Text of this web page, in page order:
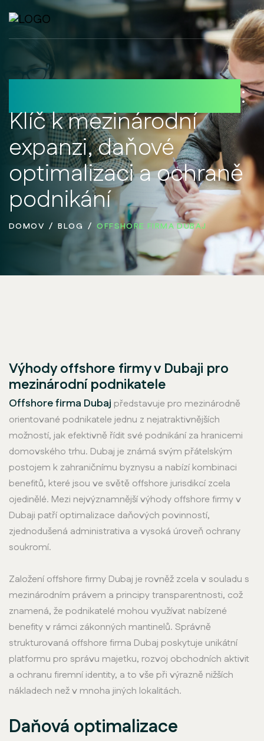
:
Klíč k mezinárodní
expanzi, daňové
optimalizaci a ochraně
podnikání
DOMOV BLOG OFFSHORE FIRMA DUBAJ
Výhody offshore firmy v Dubaji pro
mezinárodní podnikatele
Offshore firma Dubaj představuje pro mezinárodně
orientované podnikatele jednu z nejatraktivnějších
možností, jak efektivně řídit své podnikání za hranicemi
domovského trhu. Dubaj je známá svým přátelským
postojem k zahraničnímu byznysu a nabízí kombinaci
benefitů, které jsou ve světě offshore jurisdikcí zcela
ojedinělé. Mezi nejvýznamnější výhody offshore firmy v
Dubaji patří optimalizace daňových povinností,
zjednodušená administrativa a vysoká úroveň ochrany
soukromí.
Založení offshore firmy Dubaj je rovněž zcela v souladu s
mezinárodním právem a principy transparentnosti, což
znamená, že podnikatelé mohou využívat nabízené
benefity v rámci zákonných mantinelů. Správně
strukturovaná offshore firma Dubaj poskytuje unikátní
platformu pro správu majetku, rozvoj obchodních aktivit
a ochranu firemní identity, a to vše při výrazně nižších
nákladech než v mnoha jiných lokalitách.
Daňová optimalizace